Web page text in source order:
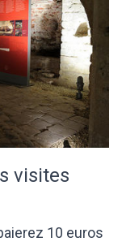
visites
10 euros